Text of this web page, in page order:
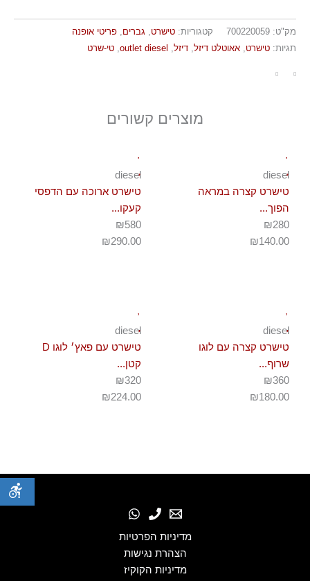
מק"ט: 700220059 קטגוריות: טישרט, גברים, פריטי אופנה
תגיות: טישרט, אאוטלט דיזל, דיזל,
outlet diesel
, טי-שרט
מוצרים קשורים
diesel
טישרט קצרה במראה
הפוך...
₪280
₪140.00
diesel
טישרט ארוכה עם הדפסי
קעקו...
₪580
₪290.00
diesel
טישרט קצרה עם לוגו
שרוף...
₪360
₪180.00
diesel
טישרט עם פאץ׳ לוגו D
קטן...
₪320
₪224.00
מדיניות הפרטיות
הצהרת נגישות
מדיניות הקוקיז